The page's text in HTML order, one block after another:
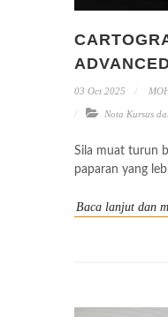
03 Oct 2025
Nota Kursus
Sila muat turun
paparan yang
Baca lanjut dan